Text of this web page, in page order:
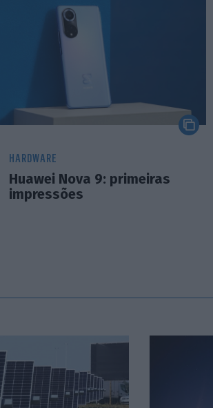
HARDWARE
Huawei Nova 9: primeiras
impressões